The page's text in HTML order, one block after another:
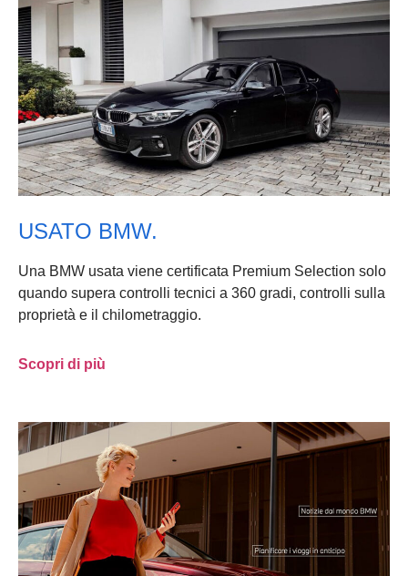
USATO BMW.
Una BMW usata viene certificata Premium Selection solo
quando supera controlli tecnici a 360 gradi, controlli sulla
proprietà e il chilometraggio.
Scopri di più